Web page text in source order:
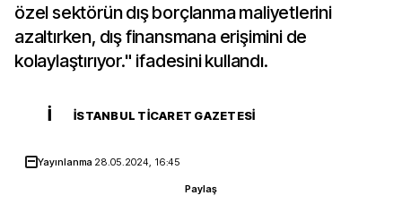
özel sektörün dış borçlanma maliyetlerini
azaltırken, dış finansmana erişimini de
kolaylaştırıyor." ifadesini kullandı.
İ İSTANBUL TICARET GAZETESI
Yayınlanma 28.05.2024, 16:45
Paylaş